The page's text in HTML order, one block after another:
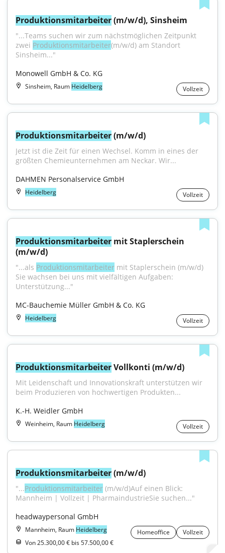
Produktionsmitarbeiter (m/w/d), Sinsheim
"...Teams suchen wir zum nächstmöglichen Zeitpunkt
zwei Produktionsmitarbeiter(m/w/d) am Standort
Sinsheim..."
Monowell GmbH & Co. KG
Sinsheim, Raum Heidelberg Vollzeit
Produktionsmitarbeiter (m/w/d)
Jetzt ist die Zeit für einen Wechsel. Komm in eines der
größten Chemieunternehmen am Neckar. Wir...
DAHMEN Personalservice GmbH
Heidelberg Vollzeit
Produktionsmitarbeiter mit Staplerschein
(m/w/d)
"...als Produktionsmitarbeiter mit Staplerschein (m/w/d)
Sie wachsen bei uns mit vielfältigen Aufgaben:
Unterstützung..."
MC-Bauchemie Müller GmbH & Co. KG
Heidelberg Vollzeit
Produktionsmitarbeiter Vollkonti (m/w/d)
Mit Leidenschaft und Innovationskraft unterstützen wir
beim Produzieren von hochwertigen Produkten...
K.-H. Weidler GmbH
Weinheim, Raum Heidelberg Vollzeit
Produktionsmitarbeiter (m/w/d)
"...Produktionsmitarbeiter (m/w/d)Auf einen Blick:
Mannheim | Vollzeit | PharmaindustrieSie suchen..."
headwaypersonal GmbH
Mannheim, Raum Heidelberg Homeoffice
Vollzeit
Von 25.300,00 € bis 57.500,00 €